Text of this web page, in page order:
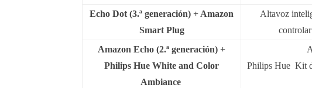
Echo Dot (3.ª generación) + Amazon
Smart Plug
Altavoz
Amazon Echo (2.ª generación) +
Philips Hue White and Color
Ambiance
Philips Hue Kit